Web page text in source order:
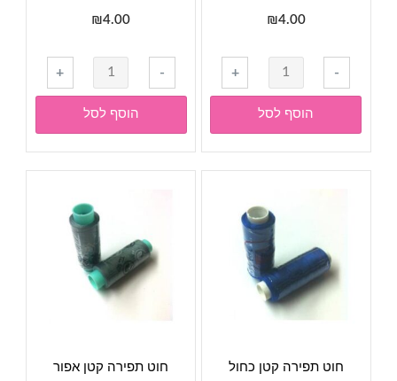
₪4.00
-
כמות
של
חוט
תפירה
קטן
ורוד
+
הוסף לסל
₪4.00
-
כמות
של
חוט
תפירה
קטן
אפור
+
הוסף לסל
חוט תפירה קטן כחול חוט תפירה קטן אפור